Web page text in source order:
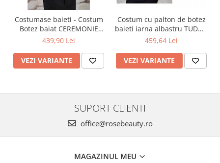
Costumase baieti - Costum
Botez baiat CEREMONIE
stofa albastra, 6 piese
439,90 Lei
VEZI VARIANTE
Costum cu palton de botez
baieti iarna albastru TUDOR
cu cojocel 4 piese
459,64 Lei
VEZI VARIANTE
SUPORT CLIENTI
office@rosebeauty.ro
MAGAZINUL MEU